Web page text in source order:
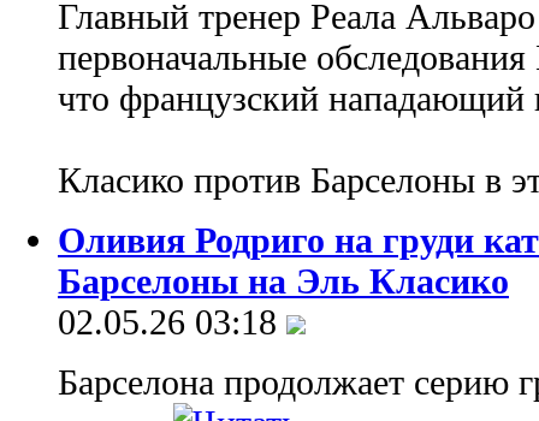
Главный тренер Реала
первоначальные
что французский нападающий
Класико против Барселоны в
Оливия Родриго на груди
Барселоны на Эль Класико
02.05.26 03:18
Барселона продолжает серию